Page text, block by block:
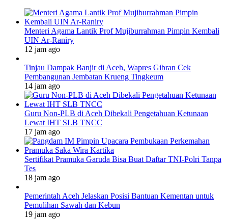
Menteri Agama Lantik Prof Mujiburrahman Pimpin Kembali
UIN Ar-Raniry
12 jam ago
Tinjau Dampak Banjir di Aceh, Wapres Gibran Cek
Pembangunan Jembatan Krueng Tingkeum
14 jam ago
Guru Non-PLB di Aceh Dibekali Pengetahuan Ketunaan
Lewat IHT SLB TNCC
17 jam ago
Sertifikat Pramuka Garuda Bisa Buat Daftar TNI-Polri Tanpa
Tes
18 jam ago
Pemerintah Aceh Jelaskan Posisi Bantuan Kementan untuk
Pemulihan Sawah dan Kebun
19 jam ago